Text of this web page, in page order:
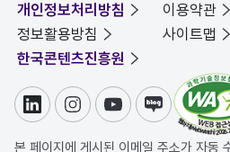
개인정보처리방침
이용약관
정보활용방침
사이트맵
한국콘텐츠진흥원
링크드인인스타그램
유튜브블로그
본 페이지에 게시된 이메일 주소가 자동